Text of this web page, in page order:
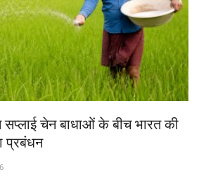
चेन बाधाओं के बीच भारत की
प्रबंधन